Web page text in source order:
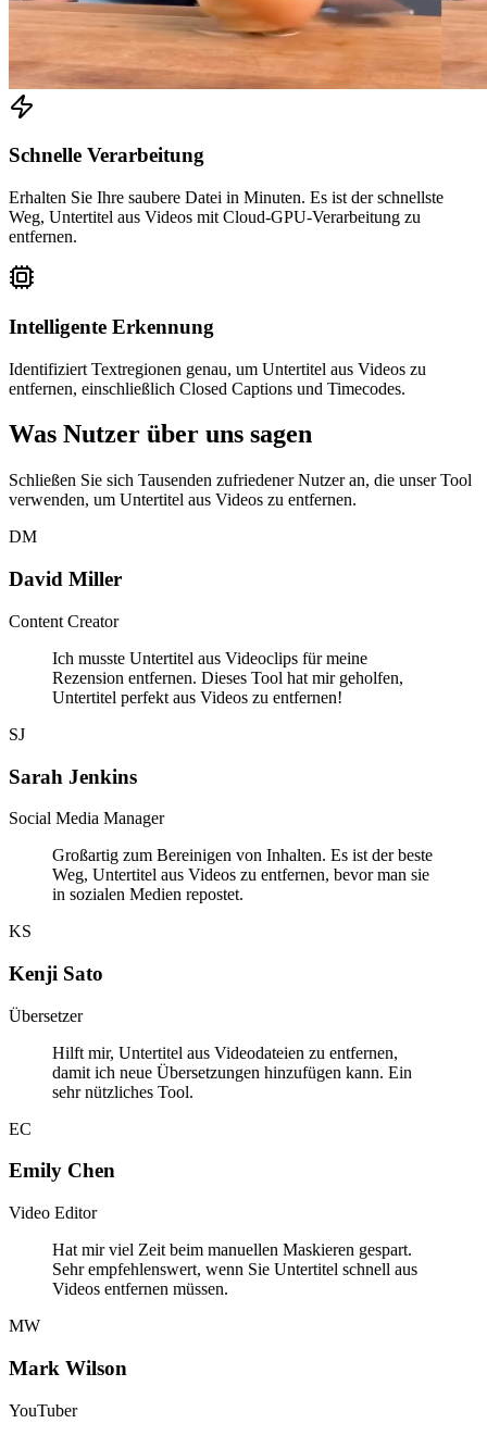
Schnelle Verarbeitung
Erhalten Sie Ihre saubere Datei in Minuten. Es ist der schnellste
Weg, Untertitel aus Videos mit Cloud-GPU-Verarbeitung zu
entfernen.
Intelligente Erkennung
Identifiziert Textregionen genau, um Untertitel aus Videos zu
entfernen, einschließlich Closed Captions und Timecodes.
Was Nutzer über uns sagen
Schließen Sie sich Tausenden zufriedener Nutzer an, die unser Tool
verwenden, um Untertitel aus Videos zu entfernen.
DM
David Miller
Content Creator
Ich musste Untertitel aus Videoclips für meine
Rezension entfernen. Dieses Tool hat mir geholfen,
Untertitel perfekt aus Videos zu entfernen!
SJ
Sarah Jenkins
Social Media Manager
Großartig zum Bereinigen von Inhalten. Es ist der beste
Weg, Untertitel aus Videos zu entfernen, bevor man sie
in sozialen Medien repostet.
KS
Kenji Sato
Übersetzer
Hilft mir, Untertitel aus Videodateien zu entfernen,
damit ich neue Übersetzungen hinzufügen kann. Ein
sehr nützliches Tool.
EC
Emily Chen
Video Editor
Hat mir viel Zeit beim manuellen Maskieren gespart.
Sehr empfehlenswert, wenn Sie Untertitel schnell aus
Videos entfernen müssen.
MW
Mark Wilson
YouTuber